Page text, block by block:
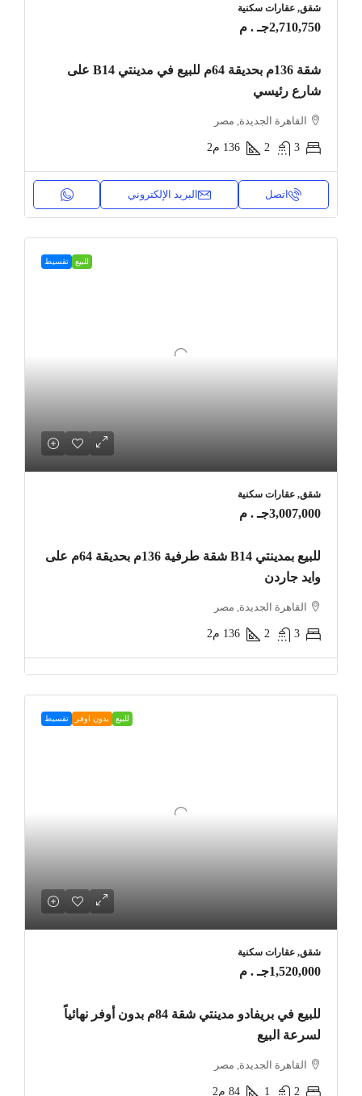
شقق, عقارات سكنية
2,710,750جـ . م
شقة 136م بحديقة 64م للبيع في مدينتي B14 على
شارع رئيسي
القاهرة الجديدة, مصر
3
2
136 م2
اتصل البريد الإلكتروني
للبيع تقسيط
شقق, عقارات سكنية
3,007,000جـ . م
للبيع بمدينتي B14 شقة طرفية 136م بحديقة 64م على
وايد جاردن
القاهرة الجديدة, مصر
3
2
136 م2
للبيع بدون اوفر تقسيط
شقق, عقارات سكنية
1,520,000جـ . م
للبيع في بريفادو مدينتي شقة 84م بدون أوفر نهائياً
لسرعة البيع
القاهرة الجديدة, مصر
2
1
84 م2